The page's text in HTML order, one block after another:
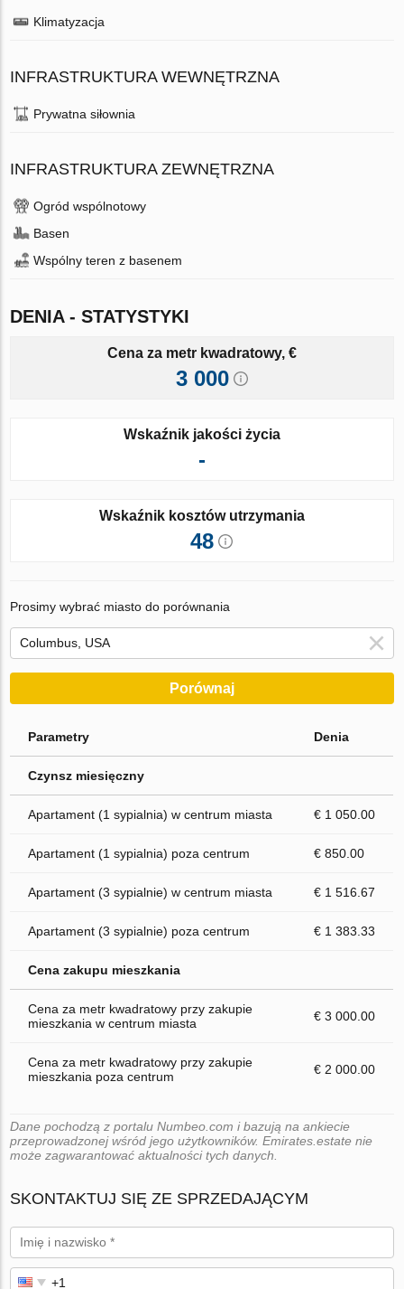
Klimatyzacja
INFRASTRUKTURA WEWNĘTRZNA
Prywatna siłownia
INFRASTRUKTURA ZEWNĘTRZNA
Ogród wspólnotowy
Basen
Wspólny teren z basenem
DENIA - STATYSTYKI
Cena za metr kwadratowy, €
3 000
Wskaźnik jakości życia
-
Wskaźnik kosztów utrzymania
48
Prosimy wybrać miasto do porównania
Porównaj
Parametry Denia
Czynsz miesięczny
Apartament (1 sypialnia) w centrum miasta € 1 050.00
Apartament (1 sypialnia) poza centrum € 850.00
Apartament (3 sypialnie) w centrum miasta € 1 516.67
Apartament (3 sypialnie) poza centrum € 1 383.33
Cena zakupu mieszkania
Cena za metr kwadratowy przy zakupie
mieszkania w centrum miasta
€ 3 000.00
Cena za metr kwadratowy przy zakupie
mieszkania poza centrum
€ 2 000.00
Dane pochodzą z portalu Numbeo.com i bazują na ankiecie
przeprowadzonej wśród jego użytkowników. Emirates.estate nie
może zagwarantować aktualności tych danych.
SKONTAKTUJ SIĘ ZE SPRZEDAJĄCYM